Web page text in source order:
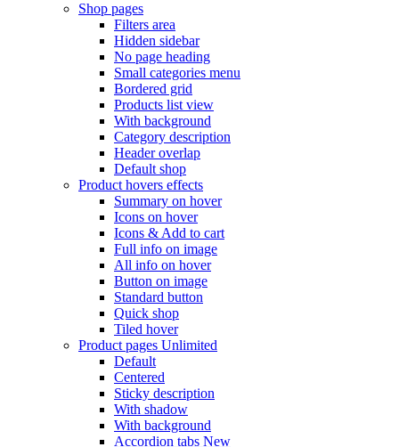
Shop pages
Filters area
Hidden sidebar
No page heading
Small categories menu
Bordered grid
Products list view
With background
Category description
Header overlap
Default shop
Product hovers effects
Summary on hover
Icons on hover
Icons & Add to cart
Full info on image
All info on hover
Button on image
Standard button
Quick shop
Tiled hover
Product pages Unlimited
Default
Centered
Sticky description
With shadow
With background
Accordion tabs New